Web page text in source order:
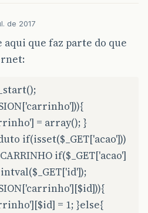
de 2017
aqui que faz parte do que
= array(); }
if(isset($_GET['acao']))
if($_GET['acao']
= 1; }else{